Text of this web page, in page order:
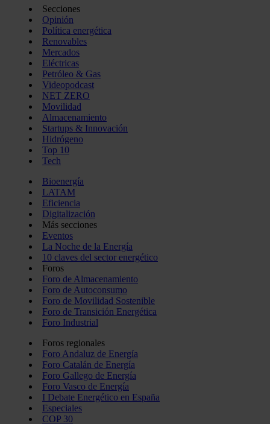
Secciones
Opinión
Política energética
Renovables
Mercados
Eléctricas
Petróleo & Gas
Videopodcast
NET ZERO
Movilidad
Almacenamiento
Startups & Innovación
Hidrógeno
Top 10
Tech
Bioenergía
LATAM
Eficiencia
Digitalización
Más secciones
Eventos
La Noche de la Energía
10 claves del sector energético
Foros
Foro de Almacenamiento
Foro de Autoconsumo
Foro de Movilidad Sostenible
Foro de Transición Energética
Foro Industrial
Foros regionales
Foro Andaluz de Energía
Foro Catalán de Energía
Foro Gallego de Energía
Foro Vasco de Energía
I Debate Energético en España
Especiales
COP 30